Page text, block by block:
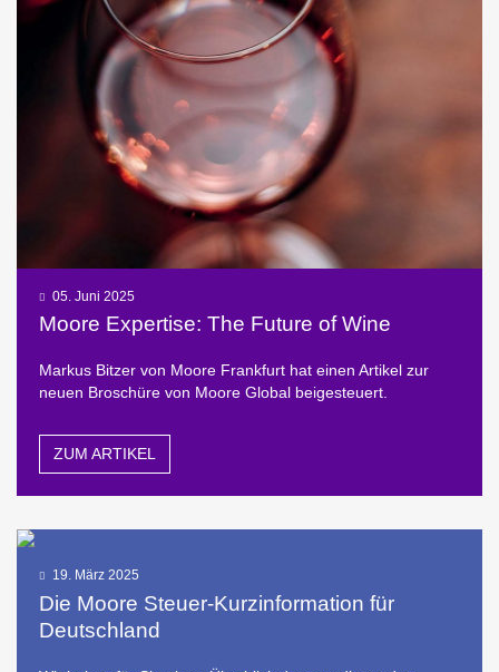
05. Juni 2025
Moore Expertise: The Future of Wine
Markus Bitzer von Moore Frankfurt hat einen Artikel zur
neuen Broschüre von Moore Global beigesteuert.
ZUM ARTIKEL
19. März 2025
Die Moore Steuer-Kurzinformation für
Deutschland